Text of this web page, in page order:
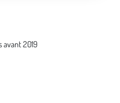
avant 2019